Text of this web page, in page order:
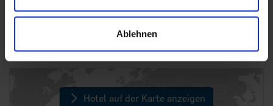
Ablehnen
Lage: Hotel Aqua Princess, Türkische Ägäis
Hotel auf der Karte anzeigen